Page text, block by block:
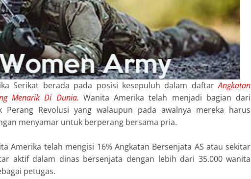
Serikat berada pada posisi kesepuluh dalam daftarAngkatan
Menarik Di Dunia. Wanita Amerika telah menjadi bagian dari
Perang Revolusi yang walaupun pada awalnya mereka harus
menyamar untuk berperang bersama pria.
Amerika telah mengisi 16% Angkatan Bersenjata AS atau sekitar
aktif dalam dinas bersenjata dengan lebih dari 35.000 wanita
petugas.